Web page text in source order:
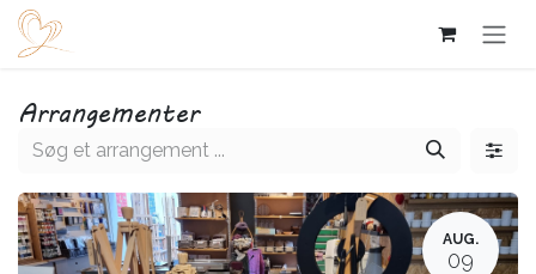
Skip to Content
Arrangementer
AUG.
09